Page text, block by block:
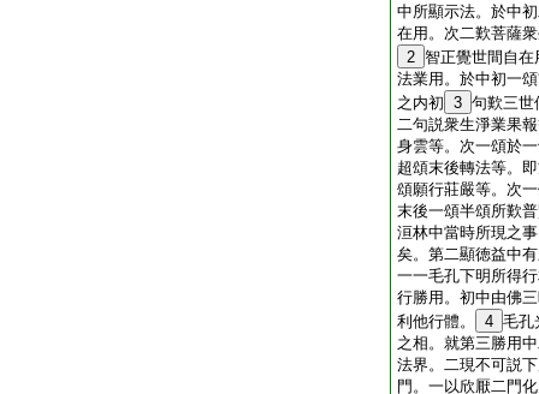
中所顯示法。於中
在用。次二歎菩薩
2 智正覺世間自
法業用。於中初一
之内初 3 句歎三世
二句説衆生淨業果
身雲等。次一頌於
超頌末後轉法等。
頌願行莊嚴等。次
末後一頌半頌所歎
洹林中當時所現之
矣。第二顯徳益中
一一毛孔下明所得
行勝用。初中由佛
利他行體。
4 毛孔
之相。就第三勝用
法界。二現不可説
門。一以欣厭二門